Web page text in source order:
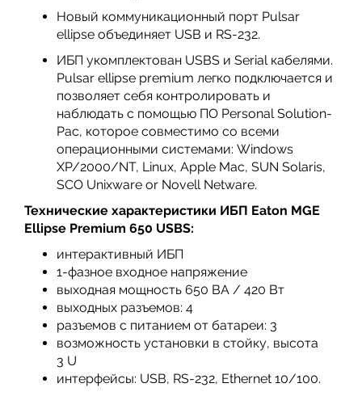
Новый коммуникационный порт Pulsar
ellipse объединяет USB и RS-232.
ИБП укомплектован USBS и Serial кабе­лями.
Pulsar ellipse premium легко подк­лючается и
позволяет себя контроли­ровать и
наблюдать с помощью ПО Personal Solution-
Рас, которое совмес­тимо со всеми
операционными систе­мами: Windows
XP/2000/NT, Linux, Apple Mac, SUN Solaris,
SCO Unixware or Novell Netware.
Технические характеристики ИБП Eaton MGE
Ellipse Premium 650 USBS:
интерактивный ИБП
1-фазное входное напряжение
выходная мощность 650 ВА / 420 Вт
выходных разъемов: 4
разъемов с питанием от батареи: 3
возможность установки в стойку, высота
3 U
интерфейсы: USB, RS-232, Ethernet 10/100.